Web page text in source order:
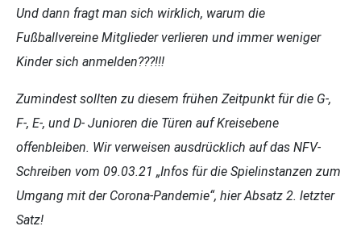
Und dann fragt man sich wirklich, warum die
Fußballvereine Mitglieder verlieren und immer weniger
Kinder sich anmelden???!!!
Zumindest sollten zu diesem frühen Zeitpunkt für die G-,
F-, E-, und D- Junioren die Türen auf Kreisebene
offenbleiben. Wir verweisen ausdrücklich auf das NFV-
Schreiben vom 09.03.21 „Infos für die Spielinstanzen zum
Umgang mit der Corona-Pandemie“, hier Absatz 2. letzter
Satz!